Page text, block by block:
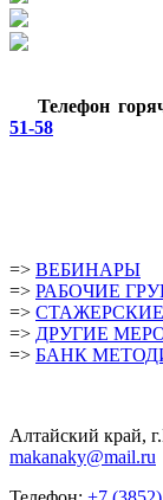
Телефон
51-58
=> ВЕБИНАРЫ
=> РАБОЧИЕ
=>
=> ДРУГИЕ
=> БАНК
Алтайский край,
makanaky@mail.ru